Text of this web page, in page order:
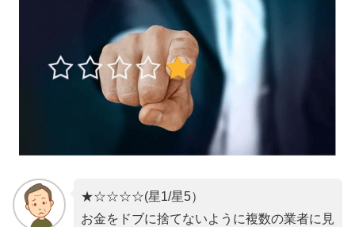
★☆☆☆☆(星1/星5）
お金をドブに捨てないように複数の業者に見